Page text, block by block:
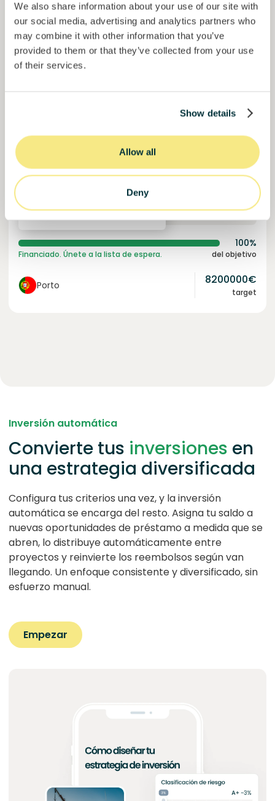
We also share information about your use of our site with
our social media, advertising and analytics partners who
may combine it with other information that you’ve
provided to them or that they’ve collected from your use
of their services.
Show details
Allow all
Deny
Solcor Solar IX
Instalación solar para una empresa automovilística
Préstamo
Energía sostenible
6.1
100%
Financiado. Únete a la lista de espera. del objetivo
Porto 8200000€
target
Inversión automática
Convierte tus inversiones en
una estrategia diversificada
Configura tus criterios una vez, y la inversión
automática se encarga del resto. Asigna tu saldo a
nuevas oportunidades de préstamo a medida que se
abren, lo distribuye automáticamente entre
proyectos y reinvierte los reembolsos según van
llegando. Un enfoque consistente y diversificado, sin
esfuerzo manual.
Empezar